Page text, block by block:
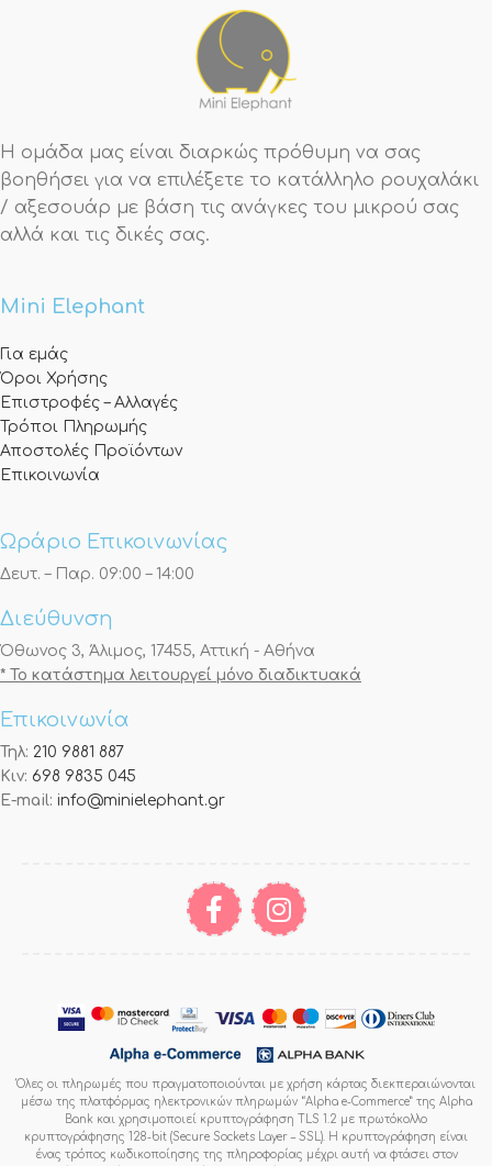
Η ομάδα μας είναι διαρκώς πρόθυμη να σας
βοηθήσει για να επιλέξετε το κατάλληλο ρουχαλάκι
/ αξεσουάρ με βάση τις ανάγκες του μικρού σας
αλλά και τις δικές σας.
Mini Elephant
Για εμάς
Όροι Χρήσης
Επιστροφές – Αλλαγές
Τρόποι Πληρωμής
Αποστολές Προϊόντων
Επικοινωνία
Ωράριο Επικοινωνίας
Δευτ. – Παρ. 09:00 – 14:00
Διεύθυνση
Όθωνος 3, Άλιμος, 17455, Αττική - Αθήνα
* Το κατάστημα λειτουργεί μόνο διαδικτυακά
Επικοινωνία
Τηλ: 210 9881 887
Κιν: 698 9835 045
E-mail: info@minielephant.gr
Όλες οι πληρωμές που πραγματοποιούνται με χρήση κάρτας διεκπεραιώνονται
μέσω της πλατφόρμας ηλεκτρονικών πληρωμών “Alpha e-Commerce” της Alpha
Bank και χρησιμοποιεί κρυπτογράφηση TLS 1.2 με πρωτόκολλο
κρυπτογράφησης 128-bit (Secure Sockets Layer – SSL). Η κρυπτογράφηση είναι
ένας τρόπος κωδικοποίησης της πληροφορίας μέχρι αυτή να φτάσει στον